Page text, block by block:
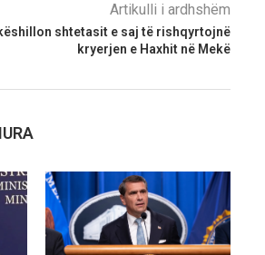
Artikulli i ardhshëm
shtetasit e saj të rishqyrtojnë
kryerjen e Haxhit në Mekë